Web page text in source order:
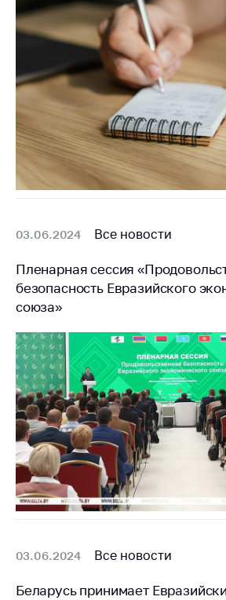
03.06.2024 Все новости
Пленарная сессия
безопасность Евразийского
союза»
03.06.2024 Все новости
Беларусь принимает